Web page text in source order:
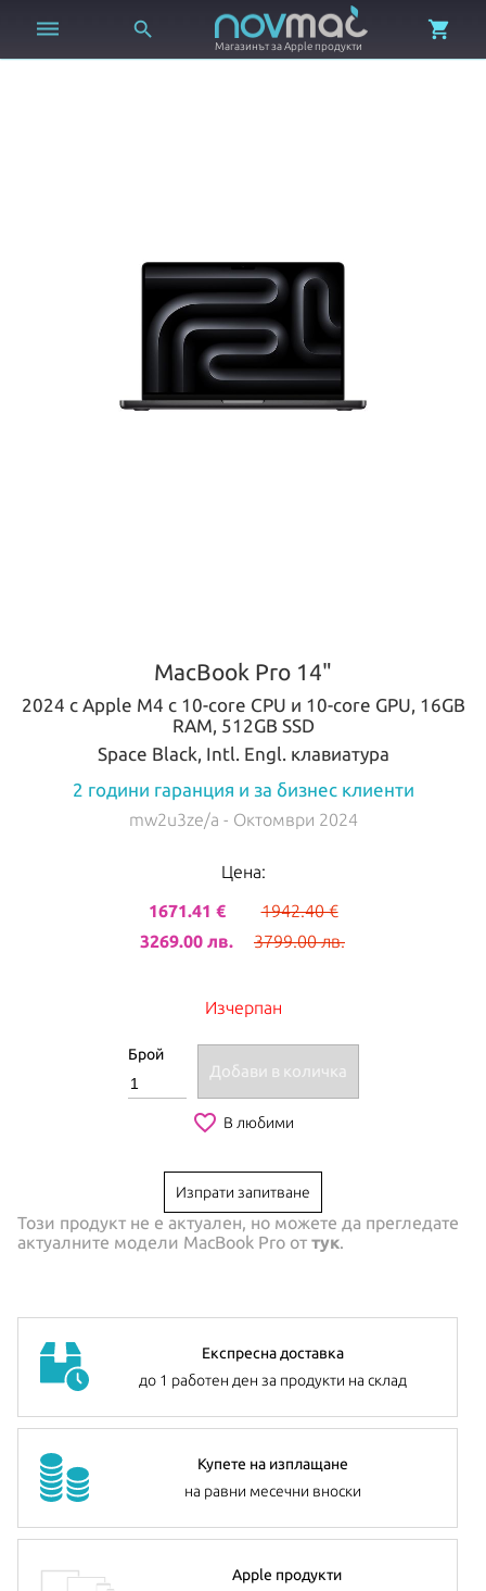
 
Магазинът за Apple продукти

MacBook Pro 14"
2024 с Apple M4 с 10-core CPU и 10-core GPU, 16GB
RAM, 512GB SSD
Space Black, Intl. Engl. клавиатура
2 години гаранция и за бизнес клиенти
mw2u3ze/a - Октомври 2024
Цена:
1671.41 €
1942.40 €
3269.00 лв.
3799.00 лв.
Изчерпан
Брой
Добави в количка
favorite_border В любими
Изпрати запитване
Този продукт не е актуален, но можете да прегледате
актуалните модели MacBook Pro от тук.
Експресна доставка
до 1 работен ден за продукти на склад
Купете на изплащане
на равни месечни вноски
Apple продукти